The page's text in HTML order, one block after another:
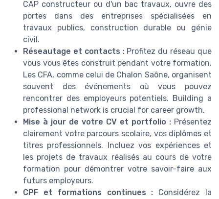
CAP constructeur ou d'un bac travaux, ouvre des
portes dans des entreprises spécialisées en
travaux publics, construction durable ou génie
civil.
Réseautage et contacts :Profitez du réseau que
vous vous êtes construit pendant votre formation.
Les CFA, comme celui de Chalon Saône, organisent
souvent des événements où vous pouvez
rencontrer des employeurs potentiels. Building a
professional network is crucial for career growth.
Mise à jour de votre CV et portfolio : Présentez
clairement votre parcours scolaire, vos diplômes et
titres professionnels. Incluez vos expériences et
les projets de travaux réalisés au cours de votre
formation pour démontrer votre savoir-faire aux
futurs employeurs.
CPF et formations continues : Considérez la